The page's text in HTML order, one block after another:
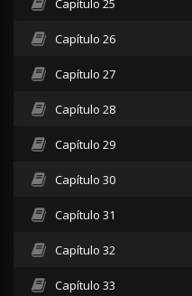
Capítulo 26
Capítulo 27
Capítulo 28
Capítulo 29
Capítulo 30
Capítulo 31
Capítulo 32
Capítulo 33